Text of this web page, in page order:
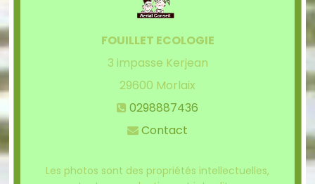
FOUILLET ECOLOGIE
3 impasse Kerjean
29600 Morlaix
0298887436
Contact
Les photos sont des propriétés intellectuelles,